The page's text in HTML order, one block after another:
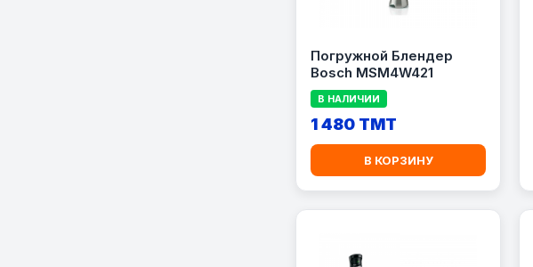
Погружной Блендер
Bosch MSM4W421
В НАЛИЧИИ
1 480 TMT
В КОРЗИНУ